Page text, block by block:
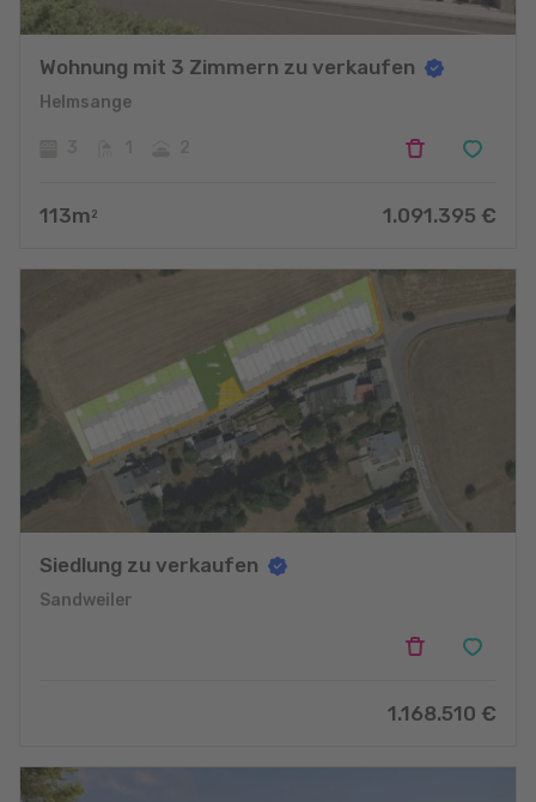
Wohnung mit 3 Zimmern zu verkaufen
Helmsange
113m 2 1.091.395 €
Siedlung zu verkaufen
Sandweiler
1.168.510 €